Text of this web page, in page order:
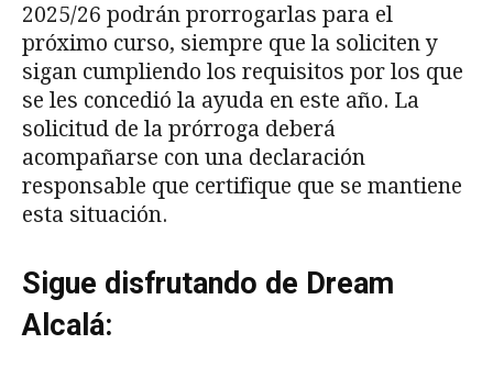
2025/26 podrán prorrogarlas para el
próximo curso, siempre que la soliciten y
sigan cumpliendo los requisitos por los que
se les concedió la ayuda en este año. La
solicitud de la prórroga deberá
acompañarse con una declaración
responsable que certifique que se mantiene
esta situación.
Sigue disfrutando de Dream
Alcalá: